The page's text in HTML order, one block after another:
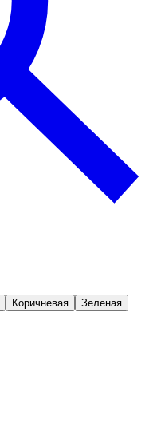
Коричневая Зеленая